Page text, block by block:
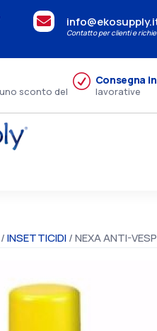

Contatto per clienti e
sconto del
R Consegna
lavorative
INSETTICIDI/ NEXA ANTI-